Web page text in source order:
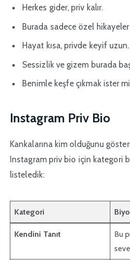
Herkes gider, priv kalır.
Burada sadece özel hikayeler
Hayat kısa, privde keyif uzun.
Sessizlik ve gizem burada
Benimle keşfe çıkmak ister
Instagram Priv Bio
Kankalarına kim olduğunu
Instagram priv bio için kategori
listeledik:
Kategori
Kendini Tanıt
Bu